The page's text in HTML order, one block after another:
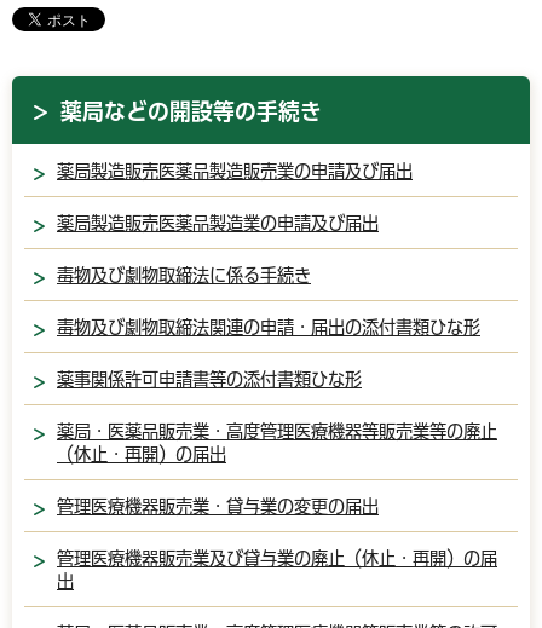
薬局などの開設等の手続き
薬局製造販売医薬品製造販売業の申請及び届出
薬局製造販売医薬品製造業の申請及び届出
毒物及び劇物取締法に係る手続き
毒物及び劇物取締法関連の申請・届出の添付書類ひな形
薬事関係許可申請書等の添付書類ひな形
薬局・医薬品販売業・高度管理医療機器等販売業等の廃止
（休止・再開）の届出
管理医療機器販売業・貸与業の変更の届出
管理医療機器販売業及び貸与業の廃止（休止・再開）の届
出